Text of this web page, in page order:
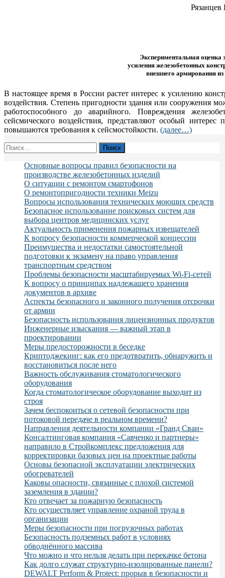
Экспериментальная оценка
усиления железобетонных
внешнего армирования из
В настоящее время в России растет интерес к усилению
воздействия. Степень пригодности здания или сооружения
работоспособного до аварийного. Повреждения
сейсмического воздействия, представляют особый
повышаются требования к сейсмостойкости. (далее…)
Найти:
Основные вопросы правил безопасности на
производстве железобетонных изделий
О ситуации с ремонтом смартофонов
О ремонтопригодности техники Meizu
Вопросы использования технических моющих средств
Безопасное использование поисковых систем для
выбора центров медицинских услуг
Актуальность применения пожарных извещателей
К вопросу безопасности коммерческой концессии
Преимущества и недостатки самостоятельной
подготовки к экзамену на право управления
транспортным средством
Проблемы безопасности масштабируемых Wi-Fi-сетей
К вопросу о принципах надлежащего хранения
документов в архиве
Аспекты безопасного и законного получения отсрочки
от армии
Безопасность использования лицензионных продуктов
Инженерные изыскания — важный этап в
проектировании
Меры предосторожности в беседке
Криптоджекинг: как его предотвратить, обнаружить и
восстановиться после него
Важность обслуживания стоматологического
оборудования
Когда стоматологическое оборудование выходит из
строя
Зачем беспокоиться о сетевой безопасности при
потоковой передаче в реальном времени?
Направления деятельности компании «Гранд Сваи»
Консалтинговая компания «Савченко и партнеры»
направило в Стройкомплекс предложения для
корректировки базовых цен на проектные работы
Основы безопасной эксплуатации электрических
обогревателей
Каковы опасности, связанные с плохой системой
заземления в здании?
Кто отвечает за пожарную безопасность
Кто осуществляет управление охраной труда в
организации
Меры безопасности при погрузочных работах
Безопасность подземных работ в условиях
обводнённого массива
Что можно и что нельзя делать при перекачке бетона
Как долго служат структурно-изолированные панели?
DEWALT Perform & Protect: прорыв в безопасности и